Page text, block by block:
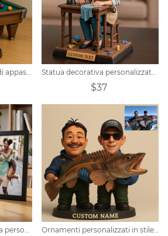
Ritratto personalizzato di appassionati di biliardo con varie decorazioni Statua decorativa personalizzata con foto e fumetto da cucire
$37
Decorazione da scrivania personalizzata con foto di coppia in stile realistico Ornamenti personalizzati in stile cartone animato con foto a figura intera di pesca